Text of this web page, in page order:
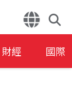
財經 國際